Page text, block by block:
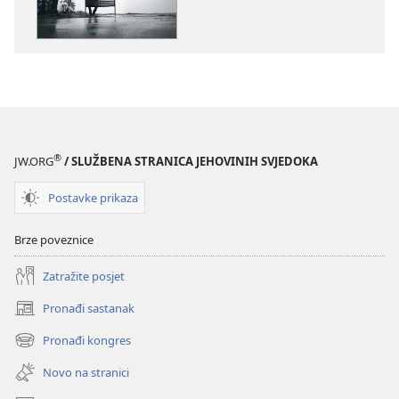
JW.ORG® / SLUŽBENA STRANICA JEHOVINIH SVJEDOKA
Postavke prikaza
Brze poveznice
Zatražite posjet
Pronađi sastanak
(otvara
se
novi
prozor)
Pronađi kongres
(otvara
se
novi
Novo na stranici